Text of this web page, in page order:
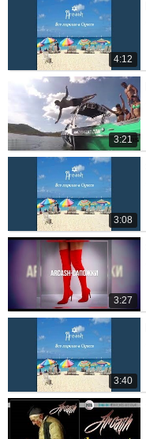
4:12
3:21
3:08
3:27
3:40